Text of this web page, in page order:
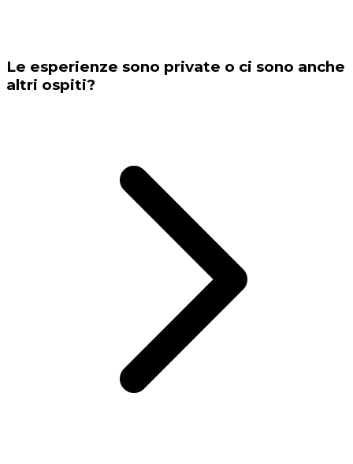
Le esperienze sono private o ci sono anche
altri ospiti?